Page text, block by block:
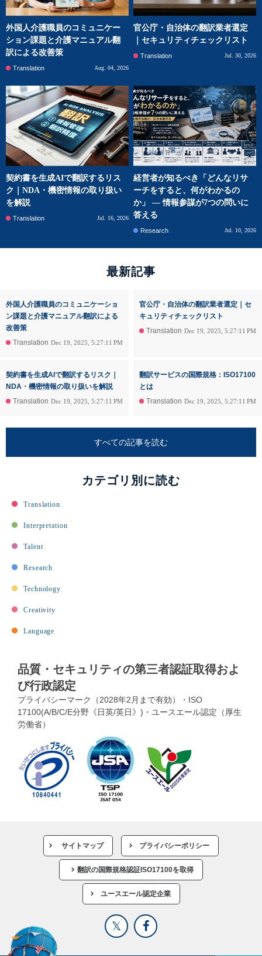
外国人介護職員のコミュニケー
ション課題と介護マニュアル翻
訳による改善策
Translation Aug. 04, 2026
官公庁・自治体の翻訳業者選定
｜セキュリティチェックリスト
Translation Jul. 30, 2026
契約書を生成AIで翻訳するリス
ク｜NDA・機密情報の取り扱い
を解説
Translation Jul. 16, 2026
経営者が知るべき「どんなリサ
ーチをすると、何がわかるの
か」 ― 情報参謀が7つの問いに
答える
Research Jul. 10, 2026
最新記事
外国人介護職員のコミュニケーショ
ン課題と介護マニュアル翻訳による
改善策
Translation Dec 19, 2025, 5:27:11 PM
官公庁・自治体の翻訳業者選定｜セ
キュリティチェックリスト
Translation Dec 19, 2025, 5:27:11 PM
契約書を生成AIで翻訳するリスク｜
NDA・機密情報の取り扱いを解説
Translation Dec 19, 2025, 5:27:11 PM
翻訳サービスの国際規格：ISO17100
とは
Translation Dec 19, 2025, 5:27:11 PM
すべての記事を読む
カテゴリ別に読む
Translation
Interpretation
Talent
Research
Technology
Creativity
Language
品質・セキュリティの第三者認証取得およ
び行政認定
プライバシーマーク（2028年2月まで有効）・ISO
17100(A/B/C/E分野《日英/英日》)・ユースエール認定（厚生
労働省）
サイトマップ プライバシーポリシー
翻訳の国際規格認証ISO17100を取得
ユースエール認定企業